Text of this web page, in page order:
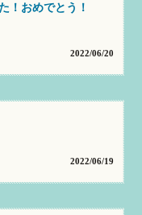
！おめでとう！
2022/06/20
2022/06/19